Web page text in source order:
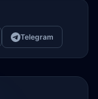
Telegram